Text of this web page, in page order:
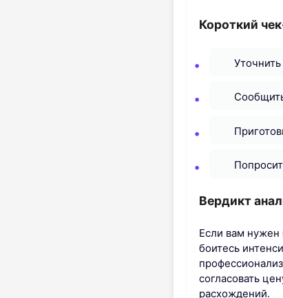
Короткий
Вердикт
Если вам нужен
боитесь
согласовать
расхождений.